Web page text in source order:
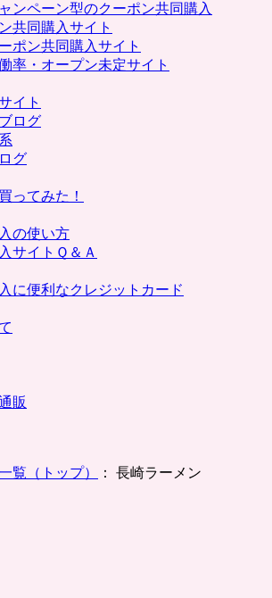
ンペーン型のクーポン共同購入
共同購入サイト
ポン共同購入サイト
率・オープン未定サイト
イト
ログ
グ
ってみた！
の使い方
サイトＱ＆Ａ
に便利なクレジットカード
販
覧（トップ） ： 長崎ラーメン